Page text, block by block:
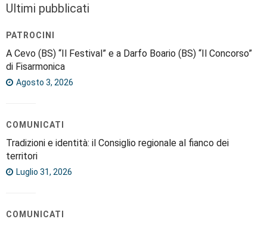
Ultimi pubblicati
PATROCINI
A Cevo (BS) “Il Festival” e a Darfo Boario (BS) “Il Concorso”
di Fisarmonica
Agosto 3, 2026
COMUNICATI
Tradizioni e identità: il Consiglio regionale al fianco dei
territori
Luglio 31, 2026
COMUNICATI